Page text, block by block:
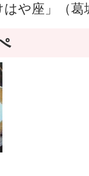
はや座」（